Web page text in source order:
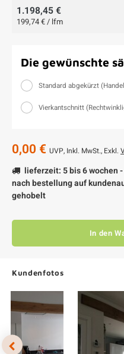
1.198,45 €
199,74 € / lfm
Die gewünschte
Standard abgekürzt
Vierkantschnitt
0,00 € UVP, Inkl. MwSt., Exkl.
lieferzeit: 5 bis 6 wochen
nach bestellung auf
gehobelt
In den
Kundenfotos